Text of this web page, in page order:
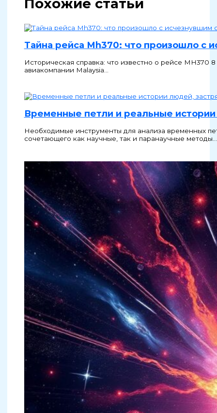
Похожие статьи
Тайна рейса Mh370: что произошло с
Историческая справка: что известно о рейсе
авиакомпании Malaysia…
Временные петли и реальные
Необходимые инструменты для анализа временных
сочетающего как научные, так и паранаучные